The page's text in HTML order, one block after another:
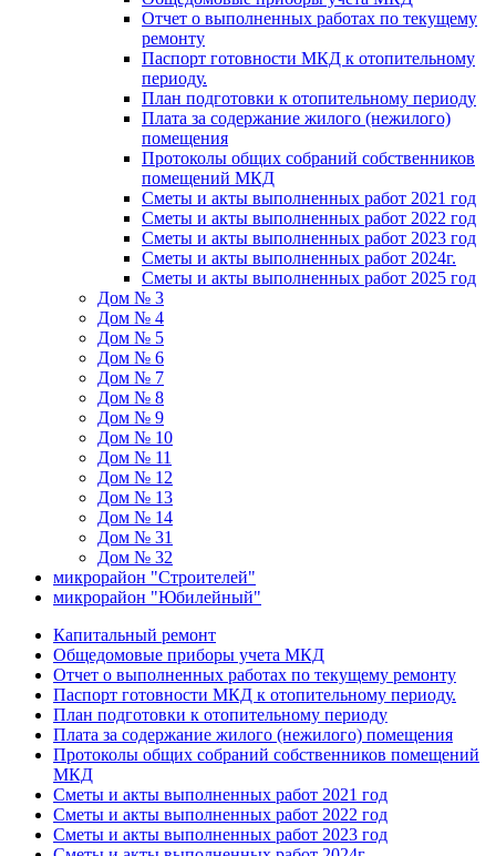
Отчет о выполненных работах по текущему
ремонту
Паспорт готовности МКД к отопительному
периоду.
План подготовки к отопительному периоду
Плата за содержание жилого (нежилого)
помещения
Протоколы общих собраний собственников
помещений МКД
Сметы и акты выполненных работ 2021 год
Сметы и акты выполненных работ 2022 год
Сметы и акты выполненных работ 2023 год
Сметы и акты выполненных работ 2024г.
Сметы и акты выполненных работ 2025 год
Дом № 3
Дом № 4
Дом № 5
Дом № 6
Дом № 7
Дом № 8
Дом № 9
Дом № 10
Дом № 11
Дом № 12
Дом № 13
Дом № 14
Дом № 31
Дом № 32
микрорайон "Строителей"
микрорайон "Юбилейный"
Капитальный ремонт
Общедомовые приборы учета МКД
Отчет о выполненных работах по текущему ремонту
Паспорт готовности МКД к отопительному периоду.
План подготовки к отопительному периоду
Плата за содержание жилого (нежилого) помещения
Протоколы общих собраний собственников помещений
МКД
Сметы и акты выполненных работ 2021 год
Сметы и акты выполненных работ 2022 год
Сметы и акты выполненных работ 2023 год